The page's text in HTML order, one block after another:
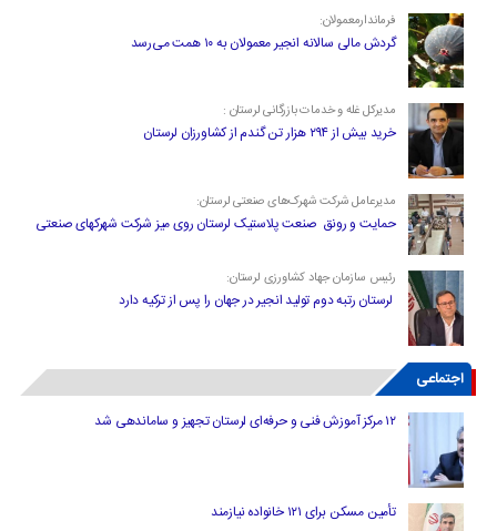
فرماندارمعمولان:
گردش مالی سالانه انجیر معمولان به ۱۰ همت می‌رسد
مدیرکل غله و خدمات بازرگانی لرستان :
خرید بیش از ۲۹۴ هزار تن گندم از کشاورزان لرستان
مدیرعامل شرکت شهرک‌های صنعتی لرستان:
حمایت و رونق صنعت پلاستیک لرستان روی میز شرکت شهرکهای صنعتی
رئیس سازمان جهاد کشاورزی لرستان:
لرستان رتبه دوم تولید انجیر در جهان را پس از ترکیه دارد
اجتماعی
۱۲ مرکز آموزش فنی و حرفه‌ای لرستان تجهیز و ساماندهی شد
تأمین مسکن برای ۱۲۱ خانواده نیازمند